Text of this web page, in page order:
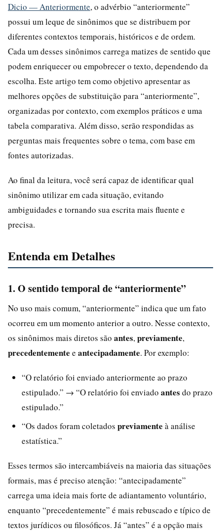
Dicio — Anteriormente, o advérbio “anteriormente”
possui um leque de sinônimos que se distribuem por
diferentes contextos temporais, históricos e de ordem.
Cada um desses sinônimos carrega matizes de sentido que
podem enriquecer ou empobrecer o texto, dependendo da
escolha. Este artigo tem como objetivo apresentar as
melhores opções de substituição para “anteriormente”,
organizadas por contexto, com exemplos práticos e uma
tabela comparativa. Além disso, serão respondidas as
perguntas mais frequentes sobre o tema, com base em
fontes autorizadas.
Ao final da leitura, você será capaz de identificar qual
sinônimo utilizar em cada situação, evitando
ambiguidades e tornando sua escrita mais fluente e
precisa.
Entenda em Detalhes
1. O sentido temporal de “anteriormente”
No uso mais comum, “anteriormente” indica que um fato
ocorreu em um momento anterior a outro. Nesse contexto,
os sinônimos mais diretos são antes, previamente,
precedentemente e antecipadamente. Por exemplo:
“O relatório foi enviado anteriormente ao prazo
estipulado.” → “O relatório foi enviado antes do prazo
estipulado.”
“Os dados foram coletados previamente à análise
estatística.”
Esses termos são intercambiáveis na maioria das situações
formais, mas é preciso atenção: “antecipadamente”
carrega uma ideia mais forte de adiantamento voluntário,
enquanto “precedentemente” é mais rebuscado e típico de
textos jurídicos ou filosóficos. Já “antes” é a opção mais